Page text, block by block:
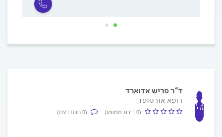
ד"ר פריש אדוארד
רופא אורטופד
(0 דירוג ממוצע) (0 חוות דעת)